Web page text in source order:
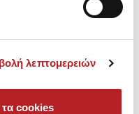
λεπτομερειών
τα cookies